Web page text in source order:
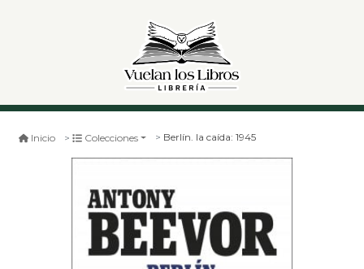
Inicio Colecciones Berlín. la caída: 1945